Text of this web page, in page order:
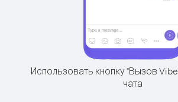
Использовать кнопку "Вызов
чата